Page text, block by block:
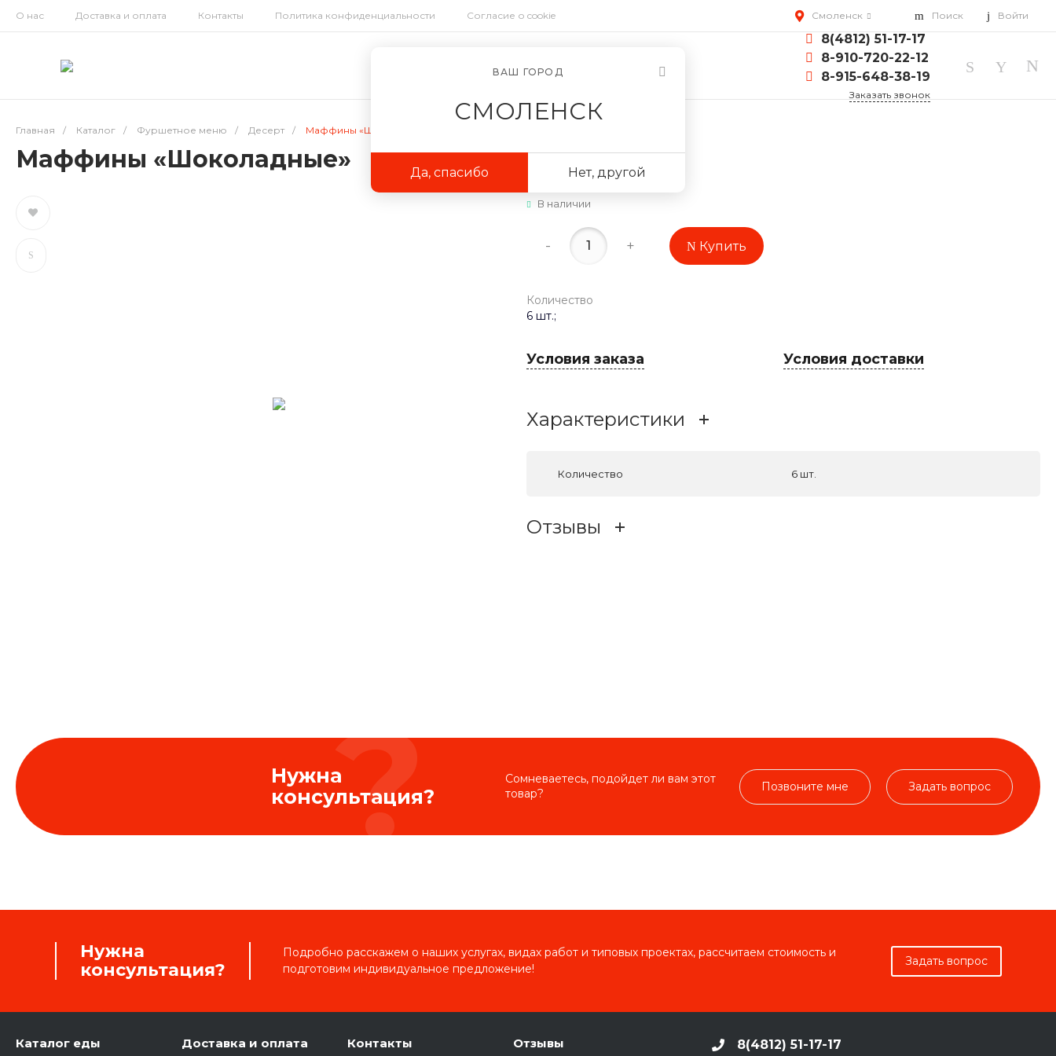
О нас Доставка и оплата Контакты Политика конфиденциальности Согласие о cookie Смоленск
ВАШ ГОРОД
СМОЛЕНСК
Да, спасибо Нет, другой
Поиск Войти
8(4812) 51-17-17
8-910-720-22-12
8-915-648-38-19
Заказать звонок
Главная / Каталог / Фуршетное меню / Десерт / Маффины «Шоколадные»
Маффины «Шоколадные»
В наличии
- + Купить
Количество
6 шт.;
Условия заказа Условия доставки
Характеристики
Количество 6 шт.
Отзывы
Нужна
консультация?
Сомневаетесь, подойдет ли вам этот
товар?
Позвоните мне Задать вопрос
Нужна
консультация?
Подробно расскажем о наших услугах, видах работ и типовых проектах, рассчитаем стоимость и
подготовим индивидуальное предложение!
Задать вопрос
Каталог еды Доставка и оплата Контакты Отзывы 8(4812) 51-17-17